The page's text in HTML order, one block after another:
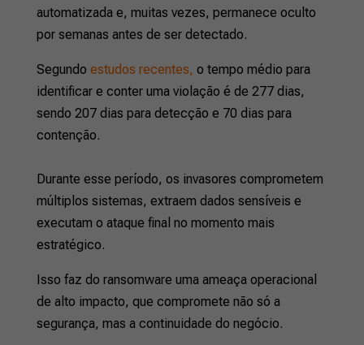
automatizada e, muitas vezes, permanece oculto
por semanas antes de ser detectado.
Segundo estudos recentes, o tempo médio para
identificar e conter uma violação é de 277 dias,
sendo 207 dias para detecção e 70 dias para
contenção.
Durante esse período, os invasores comprometem
múltiplos sistemas, extraem dados sensíveis e
executam o ataque final no momento mais
estratégico.
Isso faz do ransomware uma ameaça operacional
de alto impacto, que compromete não só a
segurança, mas a continuidade do negócio.